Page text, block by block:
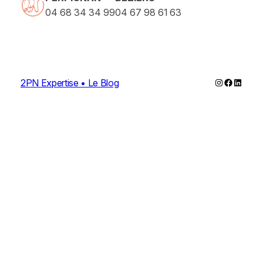
04 68 34 34 9904 67 98 61 63
2PN Expertise • Le Blog Instagram